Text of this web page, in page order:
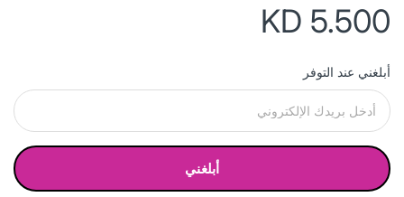
KD 5.500
أبلغني عند التوفر
أبلغني